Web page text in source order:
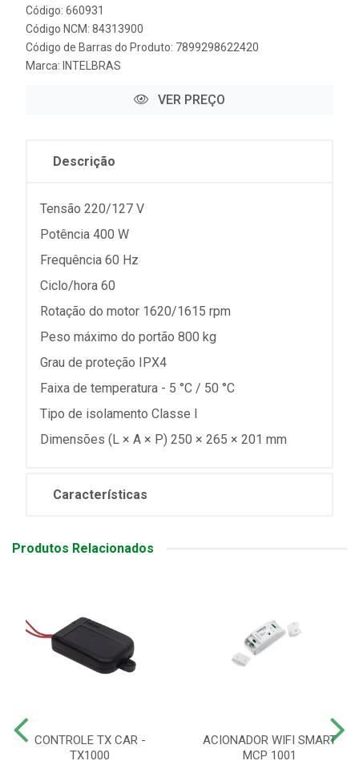
Código: 660931
Código NCM: 84313900
Código de Barras do Produto: 7899298622420
Marca: INTELBRAS
VER PREÇO
Descrição
Tensão 220/127 V
Potência 400 W
Frequência 60 Hz
Ciclo/hora 60
Rotação do motor 1620/1615 rpm
Peso máximo do portão 800 kg
Grau de proteção IPX4
Faixa de temperatura - 5 °C / 50 °C
Tipo de isolamento Classe I
Dimensões (L × A × P) 250 × 265 × 201 mm
Características
Produtos Relacionados
CONTROLE TX CAR -
TX1000
ACIONADOR WIFI SMART
MCP 1001